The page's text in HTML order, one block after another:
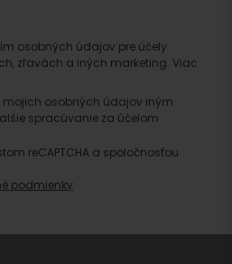
osobných údajov pre účely
zľavách a iných marketing. Viac
osobných údajov iným
spracúvanie za účelom
reCAPTCHA a spoločnosťou
podmienky